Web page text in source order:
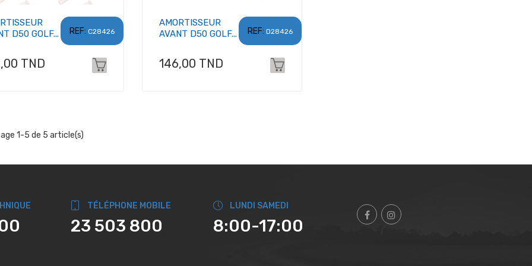
REF: C28426
D50 GOLF...
TND
REF: D28426
AMORTISSEUR
AVANT D50 GOLF...
Prix
146,00 TND
1-5 de 5 article(s)
TÉLÉPHONE MOBILE
23 503 800
LUNDI SAMEDI
8:00-17:00